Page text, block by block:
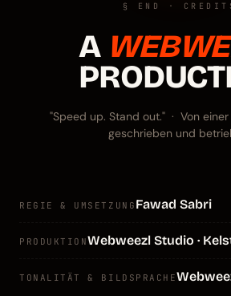
§ END ·
A
"Speed up. Stand out." · Von
geschrieben und
REGIE & UMSETZUNG Fawad Sabri
PRODUKTIONWebweezl Studio ·
TONALITÄT & BILDSPRACHE